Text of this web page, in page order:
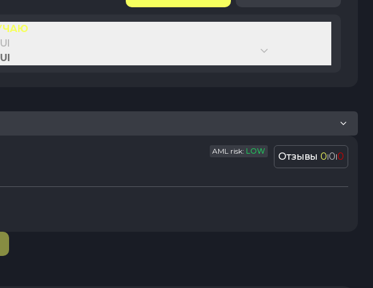
AML risk: LOW Отзывы 0|0|0